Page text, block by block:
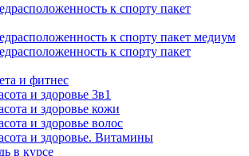
к спорту пакет
к спорту пакет медиум
к спорту пакет
и фитнес
и здоровье 3в1
и здоровье кожи
и здоровье волос
и здоровье. Витамины
в курсе